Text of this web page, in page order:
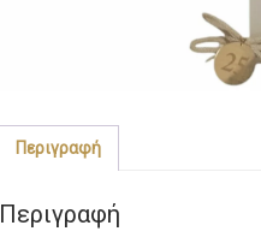
Περιγραφή
Περιγραφή